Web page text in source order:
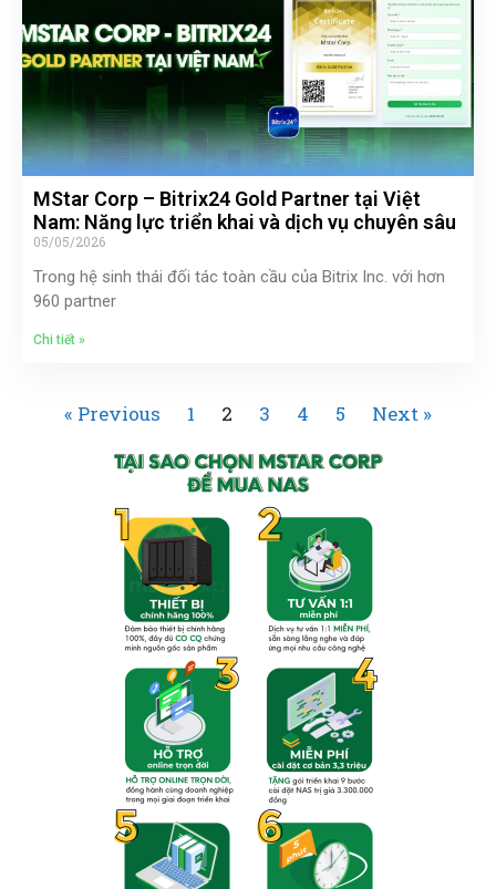
MStar Corp – Bitrix24 Gold Partner tại Việt
Nam: Năng lực triển khai và dịch vụ chuyên sâu
05/05/2026
Trong hệ sinh thái đối tác toàn cầu của Bitrix Inc. với hơn
960 partner
Chi tiết »
« Previous 1 2 3 4 5 Next »